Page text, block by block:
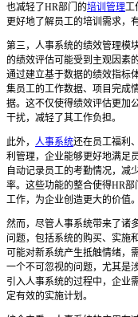
也减轻了HR部门的培训管理工
更好地了解员工的培训需求，
第三，人事系统的绩效管理模
的绩效评估可能受到主观因素
通过建立基于数据的绩效指标
集员工的工作数据、项目完成
据。这不仅使得绩效评估更加
干扰，减轻了其工作负担。
此外， 人事系统还在员工福利
利管理，企业能够更好地满足
自动记录员工的考勤情况，减
率。这些功能的整合使得HR部
工作，为企业创造更大的价值。
然而，尽管人事系统带来了诸
问题，包括系统的购买、实施
可能对新系统产生抵触情绪，
一个不可忽视的问题，尤其是
引入人事系统的过程中，企业
定有效的实施计划。